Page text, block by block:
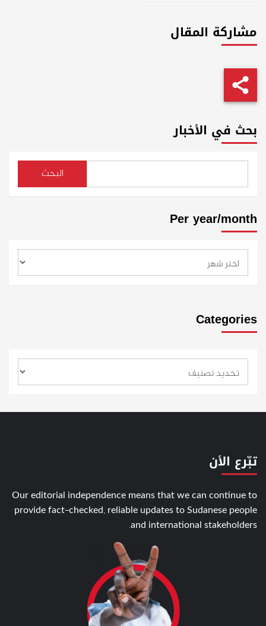
مشاركة المقال
بحث في الأخبار
البحث
Per year/month
Categories
تبّرع الأن
Our editorial independence means that we can continue to
provide fact-checked, reliable updates to Sudanese people
and international stakeholders.